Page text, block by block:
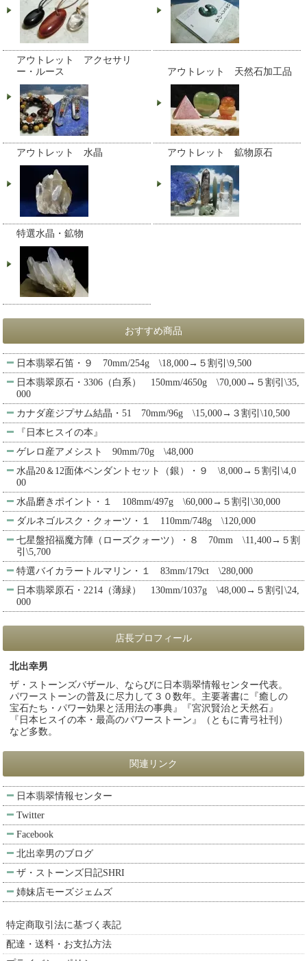
アウトレット アクセサリ
ー・ルース
アウトレット 天然石加工品
アウトレット 水晶 アウトレット 鉱物原石
特選水晶・鉱物
おすすめ商品
日本翡翠石笛・９ 70mm/254g \18,000→５割引\9,500
日本翡翠原石・3306（白系） 150mm/4650g \70,000→５割引\35,
000
カナダ産ジプサム結晶・51 70mm/96g \15,000→３割引\10,500
『日本ヒスイの本』
ゲレロ産アメシスト 90mm/70g \48,000
水晶20＆12面体ペンダントセット（銀）・９ \8,000→５割引\4,0
00
水晶磨きポイント・１ 108mm/497g \60,000→５割引\30,000
ダルネゴルスク・クォーツ・１ 110mm/748g \120,000
七星盤招福魔方陣（ローズクォーツ）・８ 70mm \11,400→５割
引\5,700
特選バイカラートルマリン・１ 83mm/179ct \280,000
日本翡翠原石・2214（薄緑） 130mm/1037g \48,000→５割引\24,
000
店長プロフィール
北出幸男
ザ・ストーンズバザール、ならびに日本翡翠情報センター代表。
パワーストーンの普及に尽力して３０数年。主要著書に『癒しの
宝石たち・パワー効果と活用法の事典』『宮沢賢治と天然石』
『日本ヒスイの本・最高のパワーストーン』（ともに青弓社刊）
など多数。
関連リンク
日本翡翠情報センター
Twitter
Facebook
北出幸男のブログ
ザ・ストーンズ日記SHRI
姉妹店モーズジェムズ
特定商取引法に基づく表記
配達・送料・お支払方法